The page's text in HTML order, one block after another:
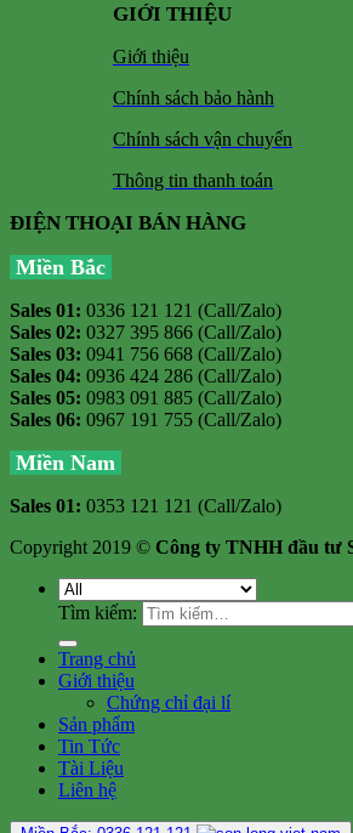
GIỚI THIỆU
Giới thiệu
Chính sách bảo hành
Chính sách vận chuyển
Thông tin thanh toán
ĐIỆN THOẠI BÁN HÀNG
Miền Bắc
Sales 01: 0336 121 121 (Call/Zalo)
Sales 02: 0327 395 866 (Call/Zalo)
Sales 03: 0941 756 668 (Call/Zalo)
Sales 04: 0936 424 286 (Call/Zalo)
Sales 05: 0983 091 885 (Call/Zalo)
Sales 06: 0967 191 755 (Call/Zalo)
Miền Nam
Sales 01: 0353 121 121 (Call/Zalo)
Copyright 2019 © Công ty TNHH đầu tư
Tìm kiếm:
Trang chủ
Giới thiệu
Chứng chỉ đại lí
Sản phẩm
Tin Tức
Tài Liệu
Liên hệ